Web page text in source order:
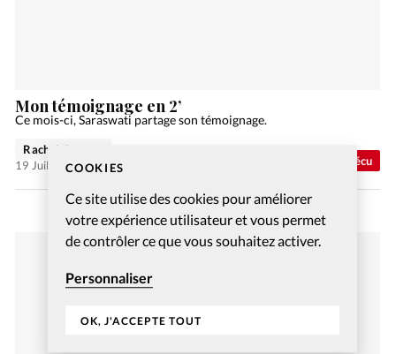
COOKIES
Ce site utilise des cookies pour améliorer
votre expérience utilisateur et vous permet
de contrôler ce que vous souhaitez activer.
Personnaliser
OK, J'ACCEPTE TOUT
Vécu
Mon témoignage en 2’
Ce mois-ci, Saraswati partage son témoignage.
Rachel Gamper
19 Juil 2023